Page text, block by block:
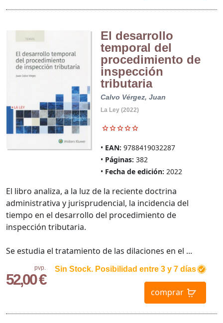
El desarrollo
temporal del
procedimiento de
inspección
tributaria
Calvo Vérgez, Juan
La Ley (2022)
EAN: 9788419032287
Páginas: 382
Fecha de edición: 2022
pvp.
52,00 €
Sin Stock. Posibilidad entre 3 y 7 días
comprar
El libro analiza, a la luz de la reciente doctrina
administrativa y jurisprudencial, la incidencia del
tiempo en el desarrollo del procedimiento de
inspección tributaria.
Se estudia el tratamiento de las dilaciones en el ...